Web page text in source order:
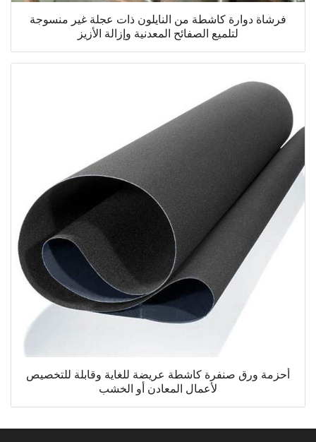
فرشاة دوارة كاشطة من النايلون ذات عجلة غير منسوجة
لتلميع الصفائح المعدنية وإزالة الأزيز
أحزمة ورق صنفرة كاشطة عريضة للغاية وقابلة للتخصيص
لأعمال المعادن أو الخشب